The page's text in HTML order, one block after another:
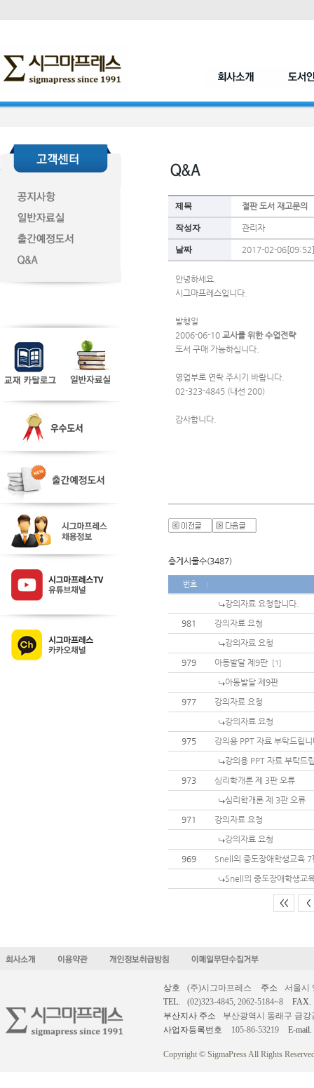
제목 절판 도서 재고문의
작성자 관리자
날짜 2017-02-06[09:52]
안녕하세요.
시그마프레스입니다.
발행일
2006-06-10 교사를 위한 수업전략
도서 구매 가능하십니다.
영업부로 연락 주시기 바랍니다.
02-323-4845 (내선 200)
감사합니다.
총게시물수(3487)
번호
강의자료 요청합니다.
981
강의자료 요청
강의자료 요청
979
아동발달 제9판 [1]
아동발달 제9판
977
강의자료 요청
강의자료 요청
975
강의용 PPT 자료 부탁드립
강의용 PPT 자료 부탁드
973
심리학개론 제 3판 오류
심리학개론 제 3판 오류
971
강의자료 요청
강의자료 요청
969
Snell의 중도장애학생교육
Snell의 중도장애학생교
<< <
상호 (주)시그마프레스 주소
서울시
TEL.
(02)323-4845, 2062-5184~8
FAX.
부산지사 주소
부산광역시 동래구 금강
사업자등록번호
105-86-53219 E-mail.
Copyright © SigmaPress All Rights